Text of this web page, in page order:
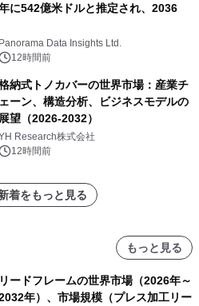
に542億米ドルと推定され、2036
Panorama Data Insights Ltd.
12時間前
納式トノカバーの世界市場：産業チ
ェーン、構造分析、ビジネスモデルの
展望（2026-2032）
Research株式会社
12時間前
着をもっと見る
もっと見る
リードフレームの世界市場（2026年～
年）、市場規模（プレス加工リー